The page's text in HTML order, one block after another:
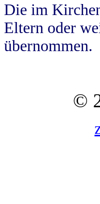
Die im
Eltern oder
übernommen.
©